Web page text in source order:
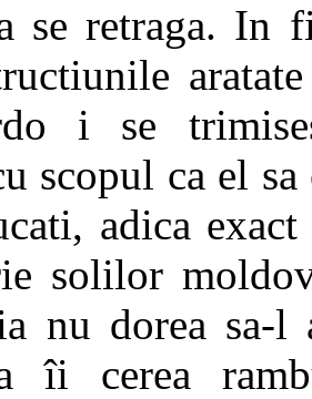
se retraga. In
i se
scopul ca el
adica
solilor
nu dorea sa-l
îi cerea